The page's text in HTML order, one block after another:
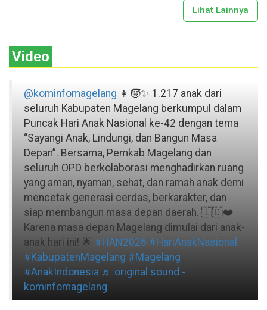
Lihat Lainnya
Video
@kominfomagelang 👧🧒✨ 1.217 anak dari
seluruh Kabupaten Magelang berkumpul dalam
Puncak Hari Anak Nasional ke-42 dengan tema
“Sayangi Anak, Lindungi, dan Bangun Masa
Depan”. Bersama, Pemkab Magelang dan
seluruh OPD berkolaborasi menghadirkan ruang
yang aman, nyaman, sehat, dan ramah anak demi
mencetak generasi cerdas, berkarakter, dan
siap membangun masa depan daerah. 🇮🇩❤️
Karena masa depan Magelang dimulai dari anak-
anak hari ini! 🌟 #HAN2026 #HariAnakNasional
#KabupatenMagelang #Magelang
#AnakIndonesia ♬ original sound -
kominfomagelang